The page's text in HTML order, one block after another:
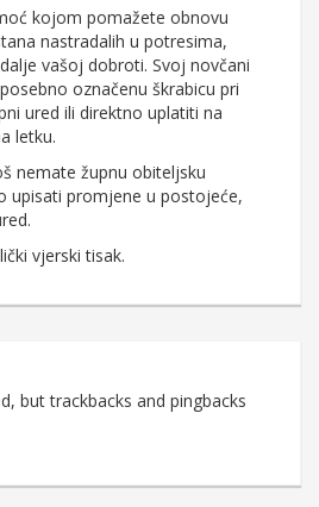
kojom pomažete obnovu
nastradalih u potresima,
vašoj dobroti. Svoj novčani
označenu škrabicu pri
ured ili direktno uplatiti na
letku.
nemate župnu obiteljsku
upisati promjene u postojeće,
vjerski tisak.
but trackbacks and pingbacks